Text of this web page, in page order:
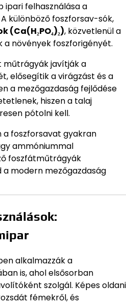
ipari felhasználása a
A különböző foszforsav-sók,
(Ca(H₂PO₄)₂), közvetlenül a
növények foszforigényét.
javítják a
elősegítik a virágzást és a
a mezőgazdaság fejlődése
hiszen a talaj
pótolni kell.
foszforsavat gyakran
ammóniummal
foszfátműtrágyák
modern mezőgazdaság
alkalmazzák a
is, ahol elsősorban
szolgál. Képes oldani
fémekről, és